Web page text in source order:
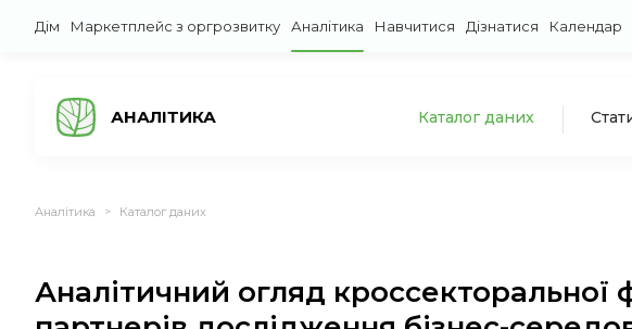
Дім Маркетплейс з оргрозвитку Аналітика Навчитися Дізнатися Календар
АНАЛІТИКА Каталог даних
Аналітика > Каталог даних
Аналітичний огляд кроссекторальної